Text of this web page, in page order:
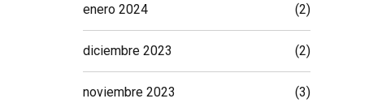
enero 2024 (2)
diciembre 2023 (2)
noviembre 2023 (3)